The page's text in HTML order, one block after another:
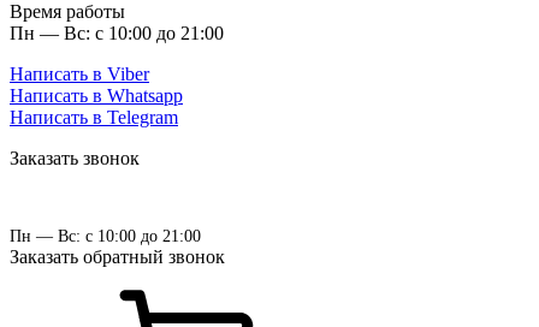
Время работы
Пн — Вс: с 10:00 до 21:00
Написать в Viber
Написать в Whatsapp
Написать в Telegram
Заказать звонок
Пн — Вс: с 10:00 до 21:00
Заказать обратный звонок